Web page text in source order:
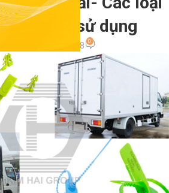
tải hay sử dụng
On 5 Tháng 7, 2018 0